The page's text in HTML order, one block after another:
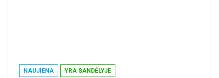
NAUJIENA YRA SANDĖLYJE